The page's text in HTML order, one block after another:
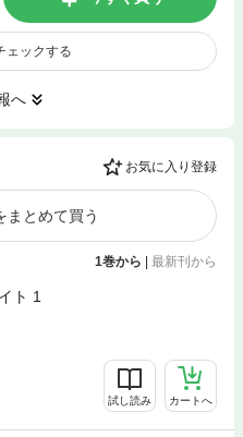
ェックする
へ
お気に入り登録
まとめて買う
1巻から 最新刊から
ト 1
試し読み カートへ